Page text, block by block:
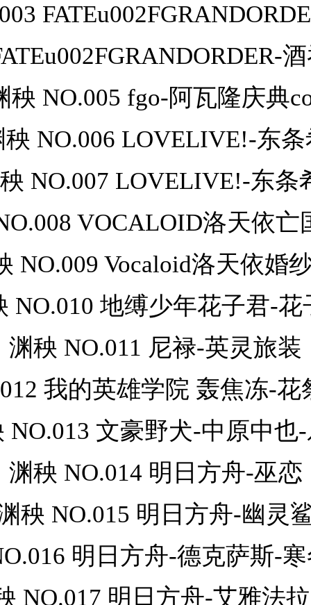
秧 NO.005 fgo-阿瓦隆庆典
秧 NO.006 LOVELIVE!-东条
NO.007 LOVELIVE!-东条
VOCALOID洛天依亡
NO.009 Vocaloid洛天依婚
NO.010 地缚少年花子君-花
渊秧 NO.011 尼禄-英灵旅装
我的英雄学院 轰焦冻-花
NO.013 文豪野犬-中原中也
渊秧 NO.014 明日方舟-巫恋
秧 NO.015 明日方舟-幽灵
明日方舟-德克萨斯-
NO.017 明日方舟-艾雅法